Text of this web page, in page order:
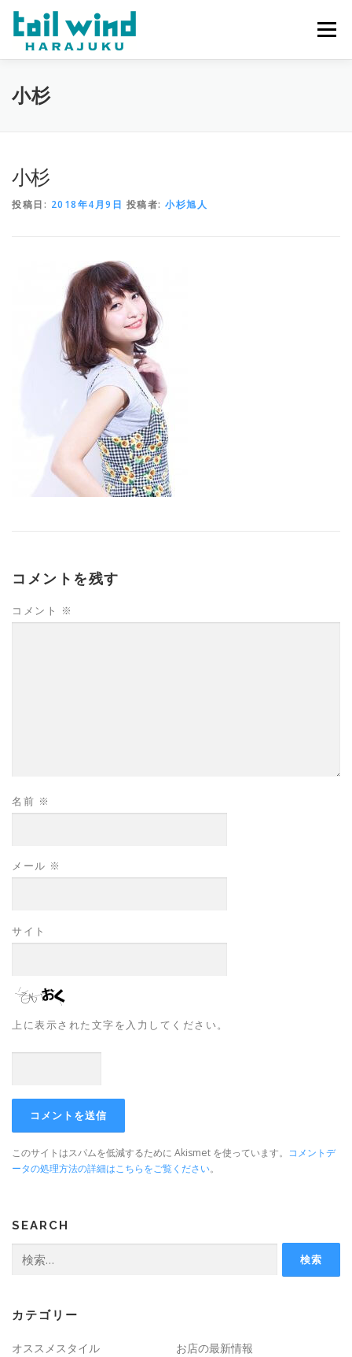
メニュー
ホーム
小杉
小杉
投稿日: 2018年4月9日 投稿者: 小杉旭人
コメントを残す
コメント ※
名前 ※
メール ※
サイト
上に表示された文字を入力してください。
このサイトはスパムを低減するために Akismet を使っています。 コメントデ
ータの処理方法の詳細はこちらをご覧ください。
SEARCH
索:
カテゴリー
オススメスタイル
お店の最新情報